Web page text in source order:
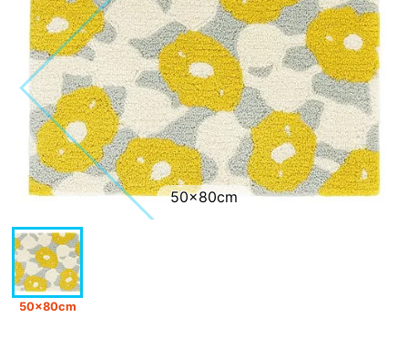
50×80cm
50×80cm